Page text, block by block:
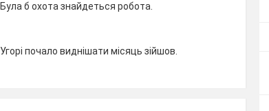
Була б охота знайдеться робота.
Угорі почало виднішати місяць зійшов.